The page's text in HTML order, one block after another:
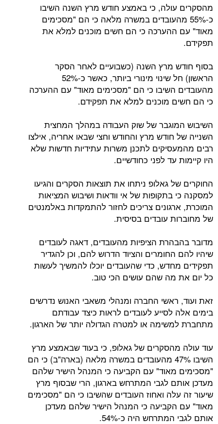
מהסקרים עולה, כי באמצע חודש מרץ השנה השיבו
כ-55% מהעובדים במשרה מלאה כי הם "מסכימים
מאוד" עם ההערכה כי הם חשים מוכנים למלא את
תפקידם.
בסוף חודש מרץ השנה (כשבועיים לאחר הסקר
הראשון) חל שינוי מינורי ביותר, כאשר כ-52%
מהעובדים השיבו כי הם "מסכימים מאוד" עם ההערכה
כי הם חשים מוכנים למלא את תפקידם.
השיבוש המוגבר של שוק העבודה במהלך המחצית
השנייה של חודש מרץ והחודש וחצי שבאו אחריה, אילצו
רבים מהמעסיקים לתכנן משרות עתידיות חדשות שלא
היו קיימות עד לפני כחודשיים.
החוקרים של גאלופ ניתחו את תוצאות הסקרים והגיעו
למסקנה כי בתקופות של אי וודאות ושיבוש המציאות
המוכרת, ארגונים צריכים לחזור להתמקדות באלמנטים
של מחוברות עובדים בסיסית.
מדובר בהבהרת הציפיות מהעובדים, דאגה לעובדים
שיהיו להם החומרים והציוד הדרוש להם, וכן להגדיר
תפקידים מחדש, כדי שהעובדים יוכלו להמשיך לעשות
כל יום את מה שהם עושים הכי טוב.
זאת ועוד, ראשי החברה ומנהלי משאבי האנוש נדרשים
בימים אלה לסייע לעובדים לראות כיצד עבודתם
מתחברת למשימה או למטרה הגדולה יותר של הארגון.
עוד עולה מהסקרים של גאלופ, כי בעוד שבאמצע מרץ
השיבו 47% מהעובדים במשרה מלאה (בארה"ב) כי הם
"מסכימים מאוד" עם הקביעה כי המנהל הישיר שלהם
מעדכן אותם לגבי המתרחש בארגון, הרי שבסוף מרץ
שיעור זה עלה ואחוז העובדים שהשיבו כי הם "מסכימים
מאוד" עם הקביעה כי המנהל הישיר שלהם מעדכן
אותם לגבי המתרחש היה כ-54%.